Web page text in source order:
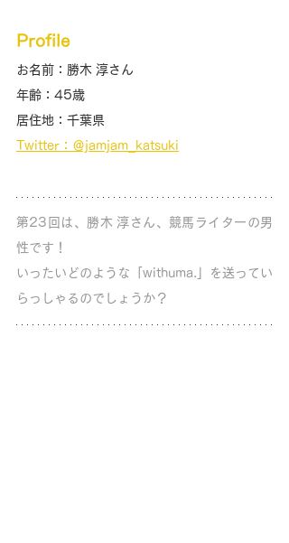
Profile
お名前：勝木 淳さん
年齢：45歳
居住地：千葉県
Twitter：＠jamjam_katsuki
第23回は、勝木 淳さん、競馬ライターの男
性です！
いったいどのような「withuma.」を送ってい
らっしゃるのでしょうか？